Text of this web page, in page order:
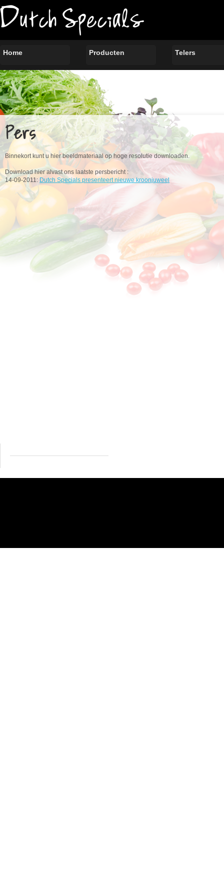
Home Producten Telers
Pers
Binnekort kunt u hier beeldmateriaal op hoge resolutie downloaden.
Download hier alvast ons laatste persbericht :
14-09-2011: Dutch Specials presenteert nieuwe kroonjuweel